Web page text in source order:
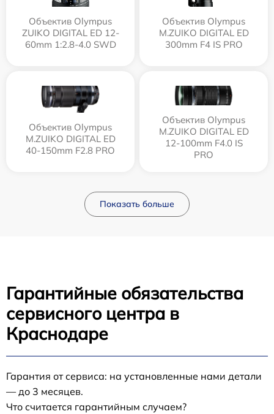
Объектив Olympus
ZUIKO DIGITAL ED 12-
60mm 1:2.8-4.0 SWD
Объектив Olympus
M.ZUIKO DIGITAL ED
300mm F4 IS PRO
Объектив Olympus
M.ZUIKO DIGITAL ED
40-150mm F2.8 PRO
Объектив Olympus
M.ZUIKO DIGITAL ED
12‑100mm F4.0 IS
PRO
Показать больше
Гарантийные обязательства
сервисного центра в
Краснодаре
Гарантия от сервиса: на установленные нами детали
— до 3 месяцев.
Что считается гарантийным случаем?